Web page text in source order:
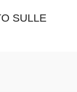
SULLE